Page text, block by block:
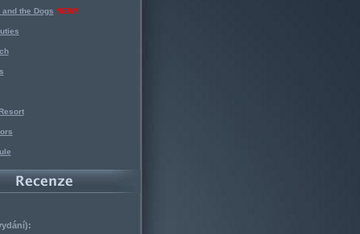
the Dogs NEW!